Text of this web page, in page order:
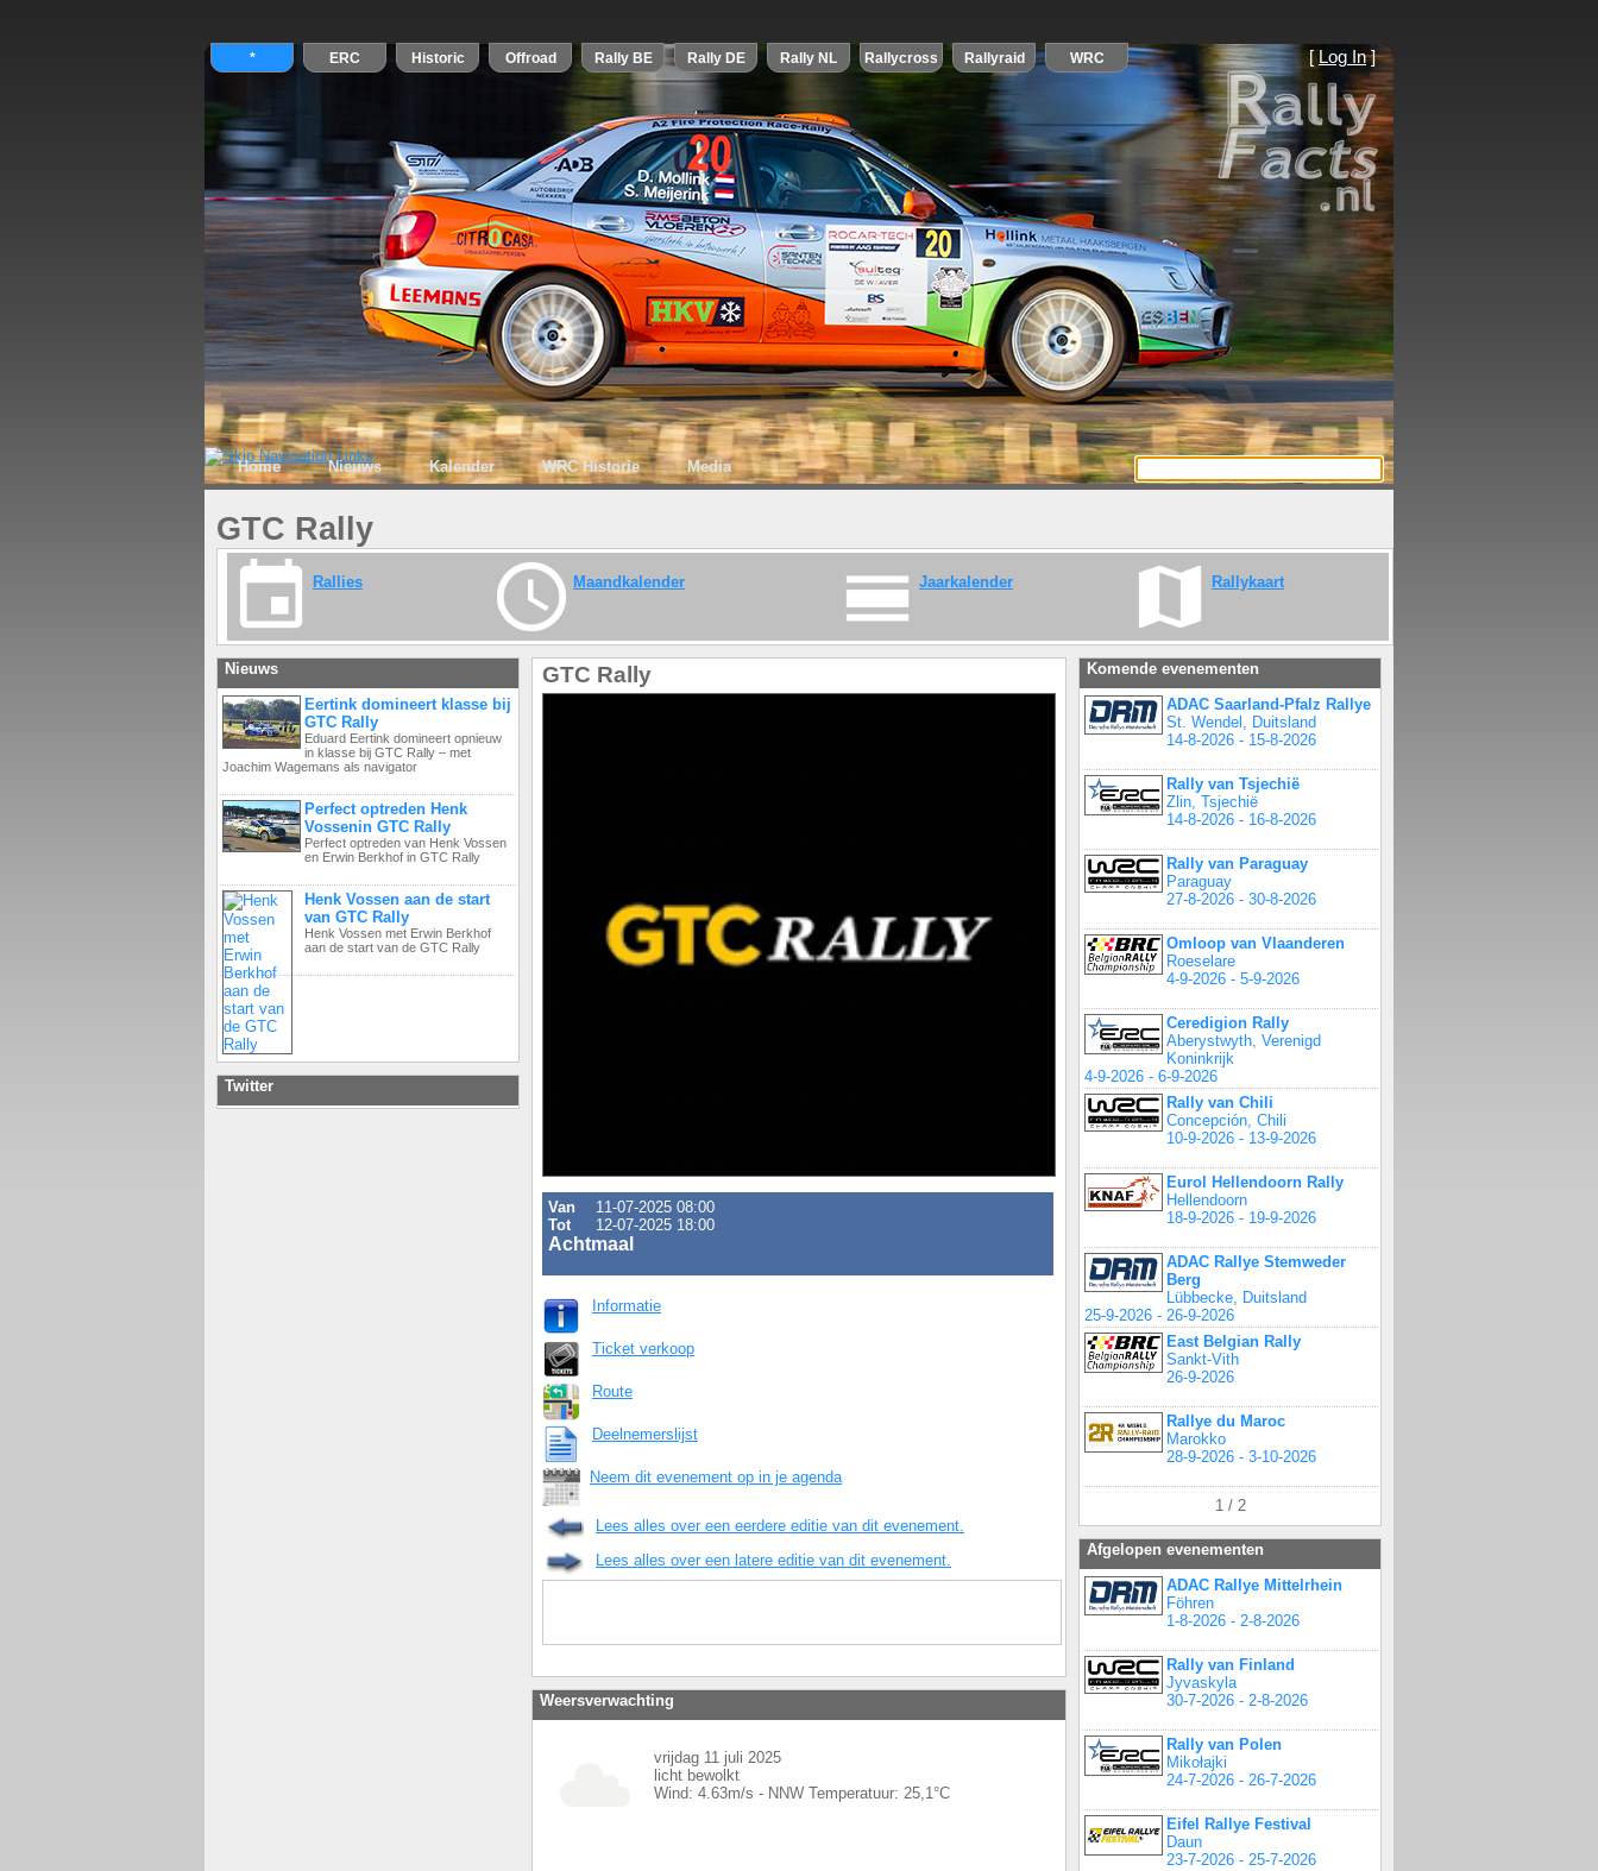
[ Log In]
Home Nieuws Kalender WRC Historie Media
GTC Rally
Rallies Maandkalender Jaarkalender Rallykaart
Nieuws
Eertink domineert klasse bij
GTC Rally
Eduard Eertink domineert opnieuw
in klasse bij GTC Rally – met
Joachim Wagemans als navigator
Perfect optreden Henk
Vossenin GTC Rally
Perfect optreden van Henk Vossen
en Erwin Berkhof in GTC Rally
Henk Vossen aan de start
van GTC Rally
Henk Vossen met Erwin Berkhof
aan de start van de GTC Rally
Twitter
GTC Rally
Van
11-07-2025 08:00
Tot
12-07-2025 18:00
Achtmaal
Informatie
Ticket verkoop
Route
Deelnemerslijst
Neem dit evenement op in je agenda
Lees alles over een eerdere editie van dit evenement.
Lees alles over een latere editie van dit evenement.
Weersverwachting
vrijdag 11 juli 2025
licht bewolkt
Wind: 4.63m/s - NNW Temperatuur: 25,1 °C
Komende evenementen
ADAC Saarland-Pfalz Rallye
St. Wendel, Duitsland
14-8-2026 - 15-8-2026
Rally van Tsjechië
Zlin, Tsjechië
14-8-2026 - 16-8-2026
Rally van Paraguay
Paraguay
27-8-2026 - 30-8-2026
Omloop van Vlaanderen
Roeselare
4-9-2026 - 5-9-2026
Ceredigion Rally
Aberystwyth, Verenigd
Koninkrijk
4-9-2026 - 6-9-2026
Rally van Chili
Concepción, Chili
10-9-2026 - 13-9-2026
Eurol Hellendoorn Rally
Hellendoorn
18-9-2026 - 19-9-2026
ADAC Rallye Stemweder
Berg
Lübbecke, Duitsland
25-9-2026 - 26-9-2026
East Belgian Rally
Sankt-Vith
26-9-2026
Rallye du Maroc
Marokko
28-9-2026 - 3-10-2026
1 / 2
Afgelopen evenementen
ADAC Rallye Mittelrhein
Föhren
1-8-2026 - 2-8-2026
Rally van Finland
Jyvaskyla
30-7-2026 - 2-8-2026
Rally van Polen
Mikołajki
24-7-2026 - 26-7-2026
Eifel Rallye Festival
Daun
23-7-2026 - 25-7-2026